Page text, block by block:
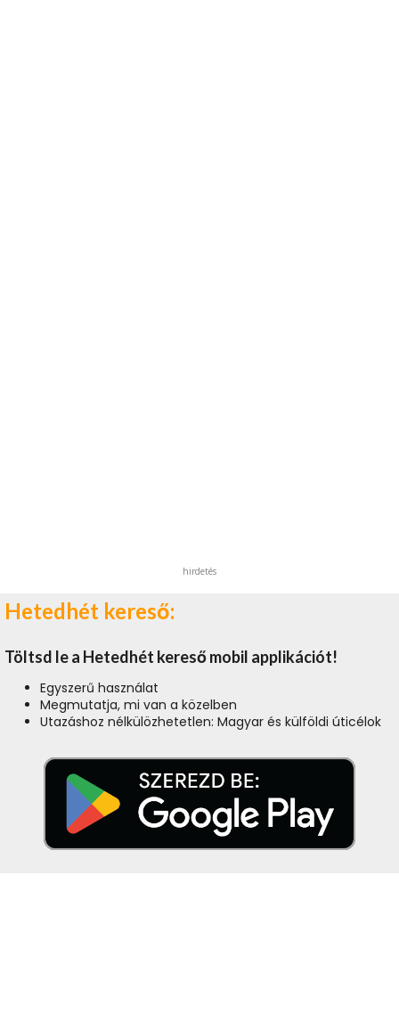
hirdetés
Hetedhét kereső:
Töltsd le a Hetedhét kereső mobil applikációt!
Egyszerű használat
Megmutatja, mi van a közelben
Utazáshoz nélkülözhetetlen: Magyar és külföldi úticélok